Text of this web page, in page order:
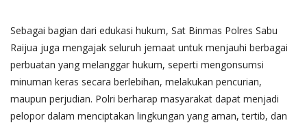
Sebagai bagian dari edukasi hukum, Sat Binmas Polres Sabu
Raijua juga mengajak seluruh jemaat untuk menjauhi berbagai
perbuatan yang melanggar hukum, seperti mengonsumsi
minuman keras secara berlebihan, melakukan pencurian,
maupun perjudian. Polri berharap masyarakat dapat menjadi
pelopor dalam menciptakan lingkungan yang aman, tertib, dan